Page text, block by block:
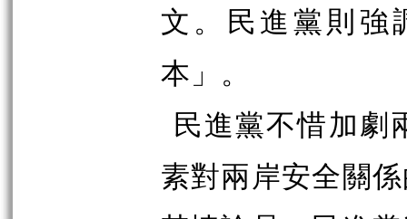
文。民進黨則強
本」。
民進黨不惜加劇
素對兩岸安全關